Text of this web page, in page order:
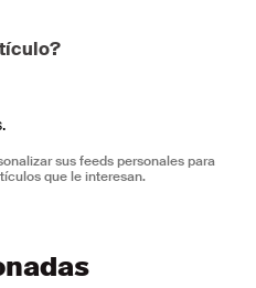
sus feeds personales para
que le interesan.